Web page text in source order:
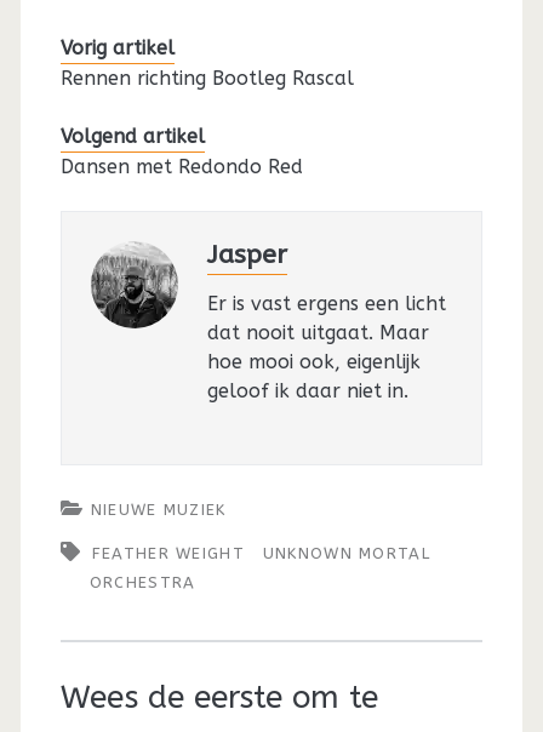
Vorig artikel
Rennen richting Bootleg Rascal
Volgend artikel
Dansen met Redondo Red
Jasper
Er is vast ergens een licht
dat nooit uitgaat. Maar
hoe mooi ook, eigenlijk
geloof ik daar niet in.
NIEUWE MUZIEK
FEATHER WEIGHT
UNKNOWN MORTAL
ORCHESTRA
Wees de eerste om te